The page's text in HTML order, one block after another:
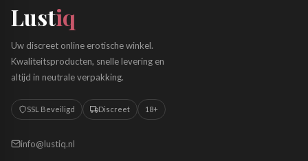
Lustiq
Uw discreet online erotische winkel.
Kwaliteitsproducten, snelle levering en
altijd in neutrale verpakking.
SSL Beveiligd Discreet 18+
info@lustiq.nl